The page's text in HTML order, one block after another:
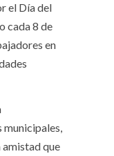
el Día del
cada 8 de
en
municipales,
que